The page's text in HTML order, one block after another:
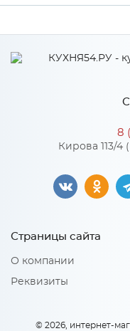
8
Кирова 113/4
Страницы сайта
О компании
Реквизиты
© 2026, интернет-